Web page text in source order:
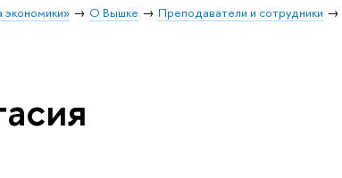
экономики» О Вышке Преподаватели и сотрудники